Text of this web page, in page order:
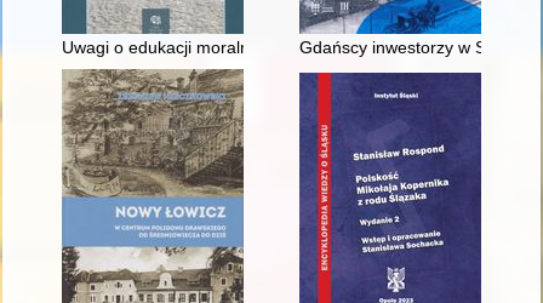
Uwagi o edukacji moralnej synów szlacheckich w XVI-
Gdańscy inwestorzy w